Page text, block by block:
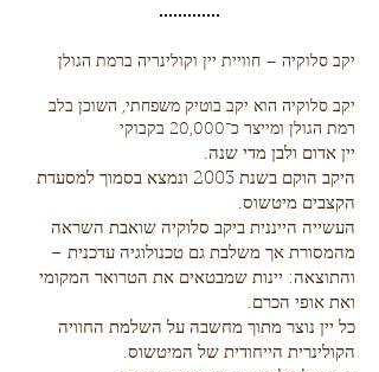
יקב סלוקיה – חוויית יין וקולינריה ברמת הגולן
יקב סלוקיה הוא יקב בוטיק משפחתי, השוכן בלב
רמת הגולן ומייצר כ־20,000 בקבוקי
יין אדום ולבן מדי שנה.
היקב הוקם בשנת 2003 ונמצא בסמוך למסעדת
הקצבים מיטשוס.
העשייה הייננית ביקב סלוקיה שואבת השראה
מהמסורת אך משלבת גם טכנולוגיה עדכנית –
והתוצאה: יינות שמבטאים את הטרואר המקומי
ואת אופי הכרם.
כל יין נוצר מתוך מחשבה על השלמת החוויה
הקולינרית הייחודית של המיטשוס.